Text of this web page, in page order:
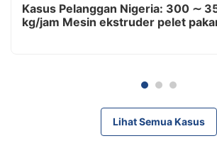
Kasus Pelanggan Nigeria: 300 ∼
kg/jam Mesin ekstruder pelet
Lihat Semua Kasus